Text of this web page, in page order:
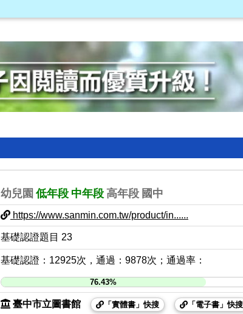
幼兒園 低年段 中年段 高年段 國中
https://www.sanmin.com.tw/product/in......
基礎認證題目 23
基礎認證：12925次，通過：9878次；通過率：
76.43%
臺中市立圖書館 「實體書」快搜 「電子書」快搜